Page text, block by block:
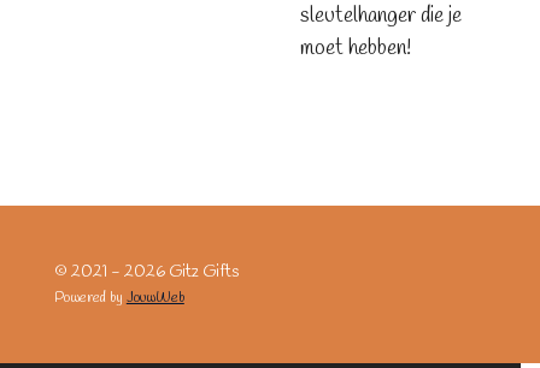
sleutelhanger die je
moet hebben!
© 2021 - 2026 Gitz Gifts
Powered by JouwWeb